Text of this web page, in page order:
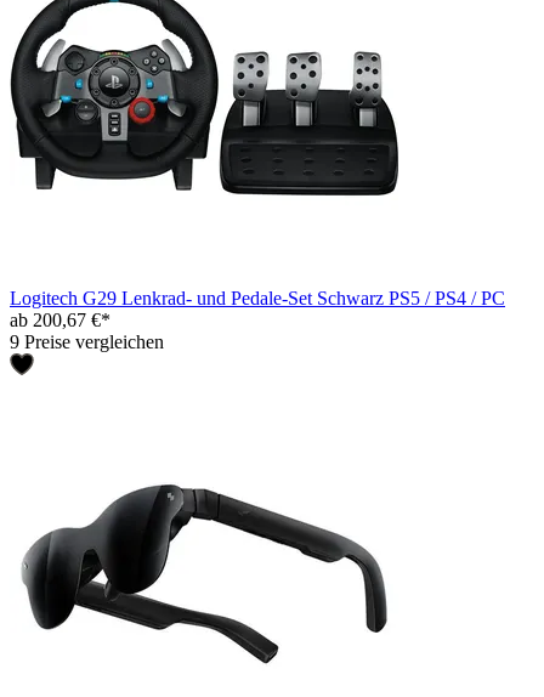
Logitech G29 Lenkrad- und Pedale-Set Schwarz PS5 / PS4 / PC
ab 200,67 €*
9 Preise vergleichen